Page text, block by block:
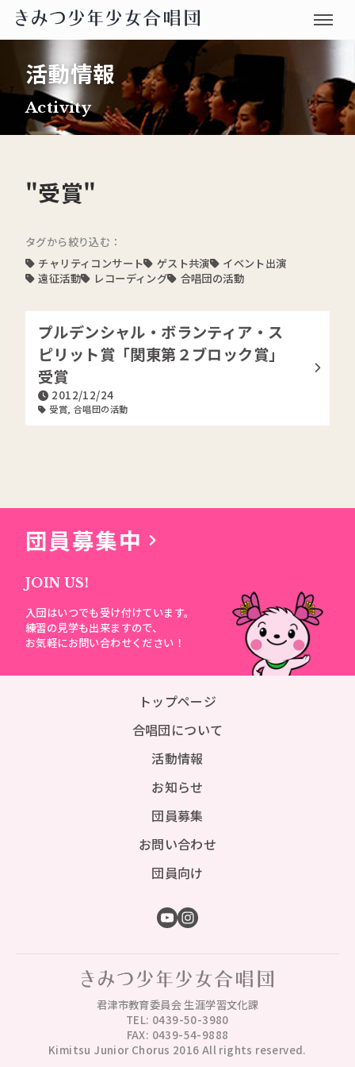
活動情報
Activity
"受賞"
タグから絞り込む：
チャリティコンサート
ゲスト共演
イベント出演
遠征活動
レコーディング 合唱団の活動
プルデンシャル・ボランティア・ス
ピリット賞「関東第２ブロック賞」
受賞
2012/12/24
受賞 ,合唱団の活動
団員募集中
JOIN US!
入団はいつでも受け付けています。
練習の見学も出来ますので、
お気軽にお問い合わせください！
トップページ
合唱団について
活動情報
お知らせ
団員募集
お問い合わせ
団員向け
君津市教育委員会 生涯学習文化課
TEL: 0439-50-3980
FAX: 0439-54-9888
Kimitsu Junior Chorus 2016 All rights reserved.